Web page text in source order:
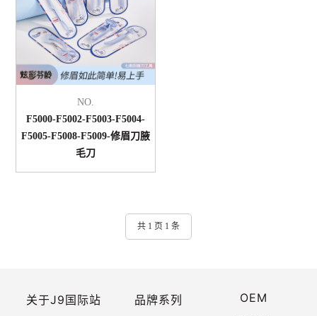
NO.
F5000-F5002-F5003-F5004-
F5005-F5008-F5009-修眉刀腋
毛刀
共 1 页 1 条
关于J9国际站 品牌系列 OEM